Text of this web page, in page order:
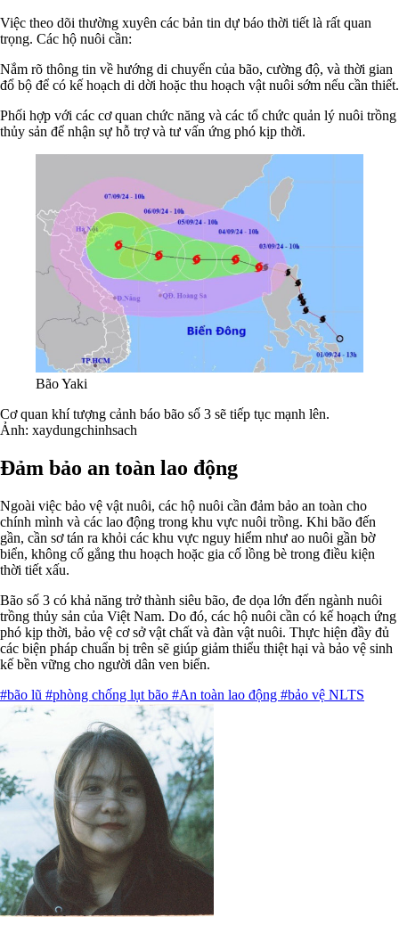
Việc theo dõi thường xuyên các bản tin dự báo thời tiết là rất quan
trọng. Các hộ nuôi cần:
Nắm rõ thông tin về hướng di chuyển của bão, cường độ, và thời gian
đổ bộ để có kế hoạch di dời hoặc thu hoạch vật nuôi sớm nếu cần thiết.
Phối hợp với các cơ quan chức năng và các tổ chức quản lý nuôi trồng
thủy sản để nhận sự hỗ trợ và tư vấn ứng phó kịp thời.
Bão Yaki
Cơ quan khí tượng cảnh báo bão số 3 sẽ tiếp tục mạnh lên.
Ảnh: xaydungchinhsach
Đảm bảo an toàn lao động
Ngoài việc bảo vệ vật nuôi, các hộ nuôi cần đảm bảo an toàn cho
chính mình và các lao động trong khu vực nuôi trồng. Khi bão đến
gần, cần sơ tán ra khỏi các khu vực nguy hiểm như ao nuôi gần bờ
biển, không cố gắng thu hoạch hoặc gia cố lồng bè trong điều kiện
thời tiết xấu.
Bão số 3 có khả năng trở thành siêu bão, đe dọa lớn đến ngành nuôi
trồng thủy sản của Việt Nam. Do đó, các hộ nuôi cần có kế hoạch ứng
phó kịp thời, bảo vệ cơ sở vật chất và đàn vật nuôi. Thực hiện đầy đủ
các biện pháp chuẩn bị trên sẽ giúp giảm thiểu thiệt hại và bảo vệ sinh
kế bền vững cho người dân ven biển.
#bão lũ #phòng chống lụt bão #An toàn lao động #bảo vệ NLTS